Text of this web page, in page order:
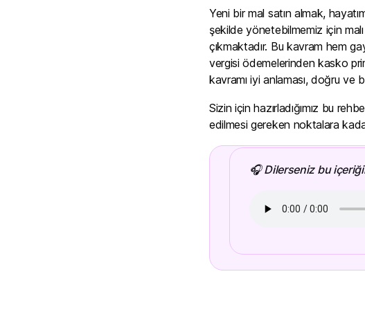
piyasa verileri referans
Yeni bir mal satın almak,
şekilde yönetebilmemiz için
çıkmaktadır. Bu kavram hem
vergisi ödemelerinden kasko
kavramı iyi anlaması, doğru ve
Sizin için hazırladığımız bu
edilmesi gereken noktalara
🎧 Dilerseniz bu